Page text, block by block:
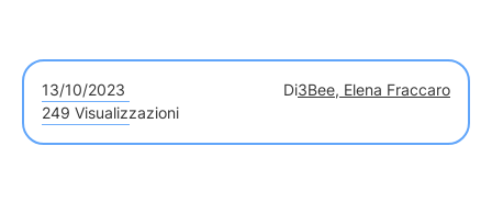
13/10/2023 Di3Bee, Elena Fraccaro
249 Visualizzazioni